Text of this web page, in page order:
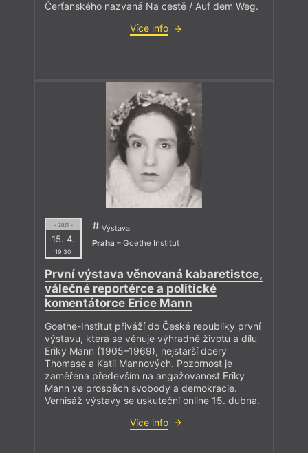
Čerťanského nazvaná Na cestě / Auf dem Weg.
Více info
= 2021 =
15. 4.
19:30
Výstava
Praha – Goethe Institut
První výstava věnovaná kabaretistce,
válečné reportérce a politické
komentátorce Erice Mann
Goethe-Institut přiváží do České republiky první
výstavu, která se věnuje výhradně životu a dílu
Eriky Mann (1905–1969), nejstarší dcery
Thomase a Katii Mannových. Pozornost je
zaměřena především na angažovanost Eriky
Mann ve prospěch svobody a demokracie.
Vernisáž výstavy se uskuteční online 15. dubna.
Více info